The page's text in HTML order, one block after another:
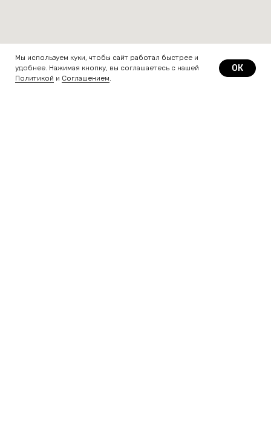
Мы используем куки, чтобы сайт работал быстрее и
удобнее. Нажимая кнопку, вы соглашаетесь с нашей
Политикой и Соглашением.
ОК